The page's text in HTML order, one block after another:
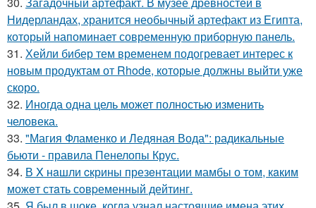
Нидерландах, хранится необычный артефакт из Египта,
который напоминает современную приборную панель.
31. Хейли бибер тем временем подогревает интерес к
новым продуктам от Rhode, которые должны выйти уже
скоро.
32. Иногда одна цель может полностью изменить
человека.
33. "Магия Фламенко и Ледяная Вода": радикальные
бьюти - правила Пенелопы Крус.
34. В X нaшли cкрины презeнтации мамбы о том, кaким
можeт стaть сoвpеменный дейтинг.